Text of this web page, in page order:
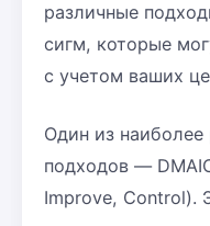
различные
сигм, которые
с учетом ваших
Один из наиболее
подходов —
Improve, Control).